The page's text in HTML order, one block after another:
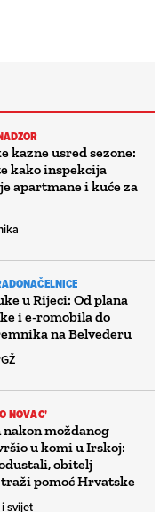
kazne usred sezone:
kako inspekcija
apartmane i kuće za
u Rijeci: Od plana
i e-romobila do
na Belvederu
NOVAC'
moždanog
u komi u Irskoj:
obitelj
pomoć Hrvatske
svijet